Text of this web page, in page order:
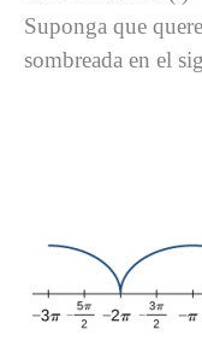
Suponga que
sombreada en el